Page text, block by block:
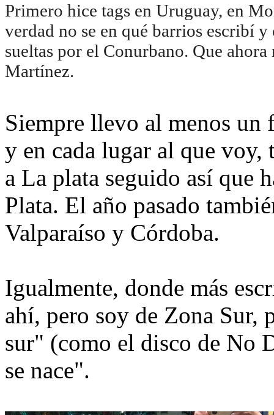
Primero hice tags en Uruguay, en
verdad no se en qué barrios escribí
sueltas por el Conurbano. Que
Martínez.
Siempre llevo al menos
y en cada lugar al que voy,
a La plata seguido así que
Plata. El año pasado
Valparaíso y Córdoba.
Igualmente, donde más
ahí, pero soy de Zona Sur,
sur" (como el disco de No
se nace".